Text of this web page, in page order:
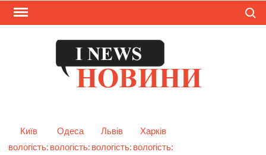
Skip
Київ
Одеса Львів
Харків
вологість: вологість: вологість: вологість: